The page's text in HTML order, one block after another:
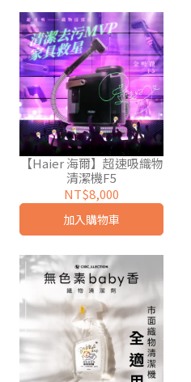
【Haier 海爾】超速吸織物
清潔機F5
NT$8,000
加入購物車